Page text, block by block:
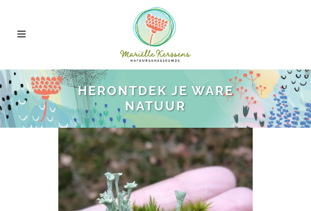
HERONTDEK JE WARE
NATUUR